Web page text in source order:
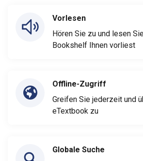
Vorlesen
Hören Sie zu und lesen
Bookshelf Ihnen vorliest
Offline-Zugriff
Greifen Sie jederzeit und
eTextbook zu
Globale Suche